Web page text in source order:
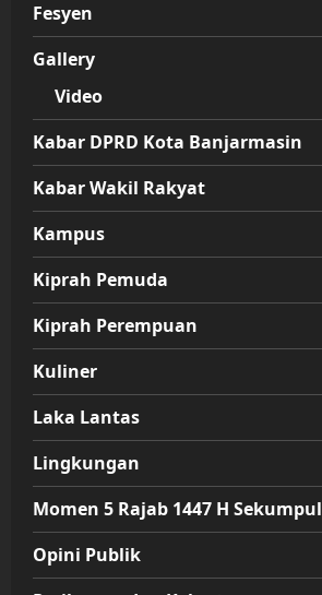
Fesyen
Gallery
Video
Kabar DPRD Kota Banjarmasin
Kabar Wakil Rakyat
Kampus
Kiprah Pemuda
Kiprah Perempuan
Kuliner
Laka Lantas
Lingkungan
Momen 5 Rajab 1447 H Sekumpul
Opini Publik